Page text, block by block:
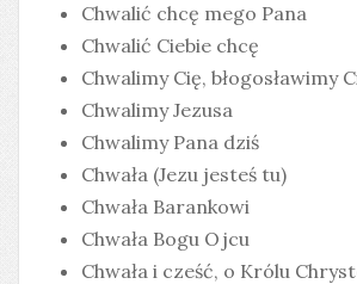
Chwalić chcę mego Pana
Chwalić Ciebie chcę
Chwalimy Cię, błogosławimy
Chwalimy Jezusa
Chwalimy Pana dziś
Chwała (Jezu jesteś tu)
Chwała Barankowi
Chwała Bogu Ojcu
Chwała i cześć, o Królu